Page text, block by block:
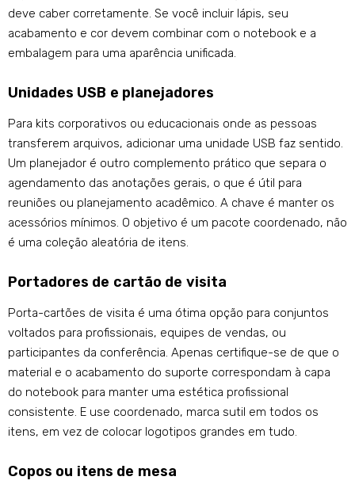
deve caber corretamente. Se você incluir lápis, seu
acabamento e cor devem combinar com o notebook e a
embalagem para uma aparência unificada.
Unidades USB e planejadores
Para kits corporativos ou educacionais onde as pessoas
transferem arquivos, adicionar uma unidade USB faz sentido.
Um planejador é outro complemento prático que separa o
agendamento das anotações gerais, o que é útil para
reuniões ou planejamento acadêmico. A chave é manter os
acessórios mínimos. O objetivo é um pacote coordenado, não
é uma coleção aleatória de itens.
Portadores de cartão de visita
Porta-cartões de visita é uma ótima opção para conjuntos
voltados para profissionais, equipes de vendas, ou
participantes da conferência. Apenas certifique-se de que o
material e o acabamento do suporte correspondam à capa
do notebook para manter uma estética profissional
consistente. E use coordenado, marca sutil em todos os
itens, em vez de colocar logotipos grandes em tudo.
Copos ou itens de mesa